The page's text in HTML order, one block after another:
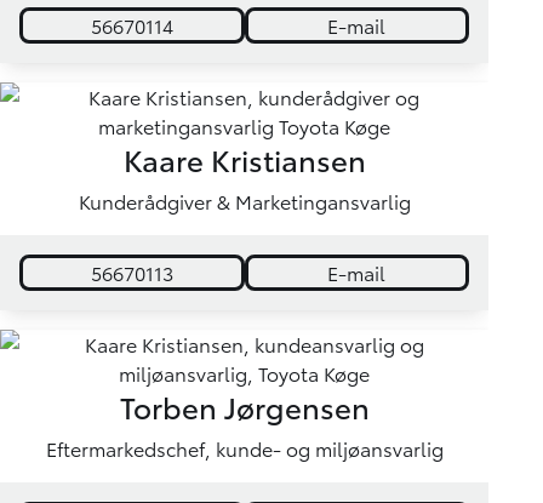
56670114 E-mail
Kaare Kristiansen
Kunderådgiver & Marketingansvarlig
56670113 E-mail
Torben Jørgensen
Eftermarkedschef, kunde- og miljøansvarlig